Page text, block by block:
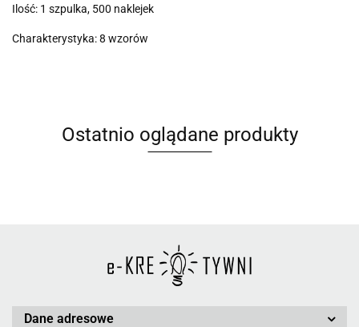
Ilość: 1 szpulka, 500 naklejek
Charakterystyka: 8 wzorów
Ostatnio oglądane produkty
Dane adresowe